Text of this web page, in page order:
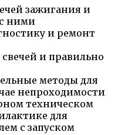
зажигания и
ними
и ремонт
и правильно
методы для
непроходимости
техническом
для
с запуском